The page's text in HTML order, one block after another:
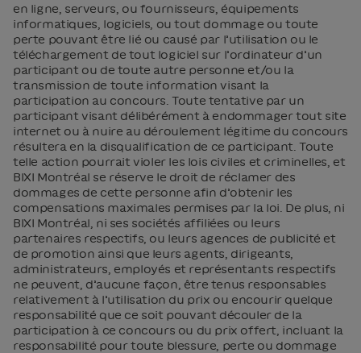
en ligne, serveurs, ou fournisseurs, équipements
informatiques, logiciels, ou tout dommage ou toute
perte pouvant être lié ou causé par l’utilisation ou le
téléchargement de tout logiciel sur l’ordinateur d’un
participant ou de toute autre personne et/ou la
transmission de toute information visant la
participation au concours. Toute tentative par un
participant visant délibérément à endommager tout site
internet ou à nuire au déroulement légitime du concours
résultera en la disqualification de ce participant. Toute
telle action pourrait violer les lois civiles et criminelles, et
BIXI Montréal se réserve le droit de réclamer des
dommages de cette personne afin d’obtenir les
compensations maximales permises par la loi. De plus, ni
BIXI Montréal, ni ses sociétés affiliées ou leurs
partenaires respectifs, ou leurs agences de publicité et
de promotion ainsi que leurs agents, dirigeants,
administrateurs, employés et représentants respectifs
ne peuvent, d’aucune façon, être tenus responsables
relativement à l’utilisation du prix ou encourir quelque
responsabilité que ce soit pouvant découler de la
participation à ce concours ou du prix offert, incluant la
responsabilité pour toute blessure, perte ou dommage